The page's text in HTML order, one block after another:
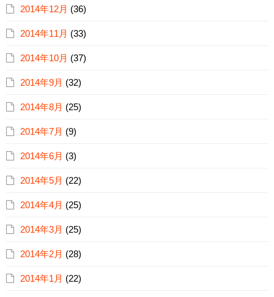
2014年12月 (36)
2014年11月 (33)
2014年10月 (37)
2014年9月 (32)
2014年8月 (25)
2014年7月 (9)
2014年6月 (3)
2014年5月 (22)
2014年4月 (25)
2014年3月 (25)
2014年2月 (28)
2014年1月 (22)